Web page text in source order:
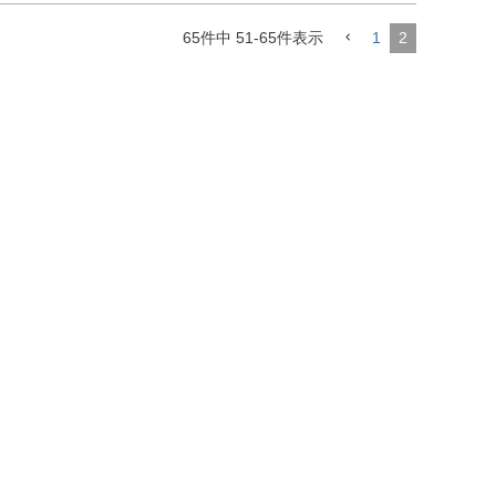
65件中 51-65件表示 1 2